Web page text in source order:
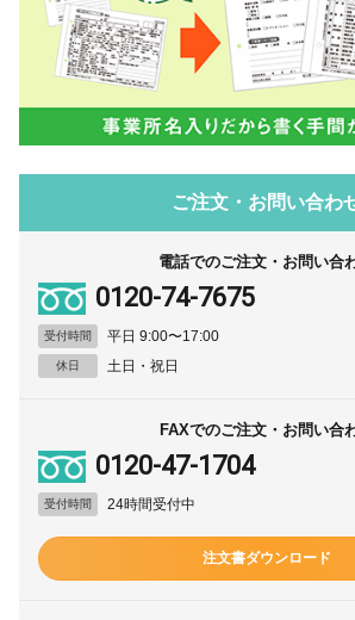
ご注文・お問い合わ
電話でのご注文・お問い合
0120-74-7675
受付時間 平日 9:00〜17:00
休日 土日・祝日
FAXでのご注文・お問い合
0120-47-1704
受付時間 24時間受付中
注文書ダウンロード